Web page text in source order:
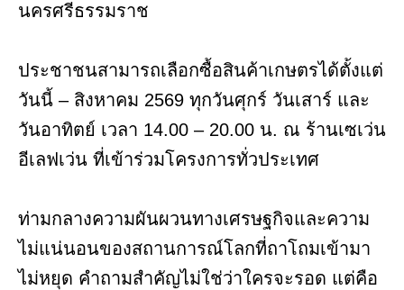
นครศรีธรรมราช
ประชาชนสามารถเลือกซื้อสินค้าเกษตรได้ตั้งแต่
วันนี้ – สิงหาคม 2569 ทุกวันศุกร์ วันเสาร์ และ
วันอาทิตย์ เวลา 14.00 – 20.00 น. ณ ร้านเซเว่น
อีเลฟเว่น ที่เข้าร่วมโครงการทั่วประเทศ
ท่ามกลางความผันผวนทางเศรษฐกิจและความ
ไม่แน่นอนของสถานการณ์โลกที่ถาโถมเข้ามา
ไม่หยุด คำถามสำคัญไม่ใช่ว่าใครจะรอด แต่คือ